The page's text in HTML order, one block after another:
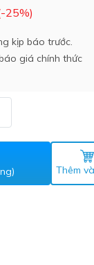
hoại
lạnh
gián tiếp
25%)
kịp báo trước.
giá chính thức
Thêm